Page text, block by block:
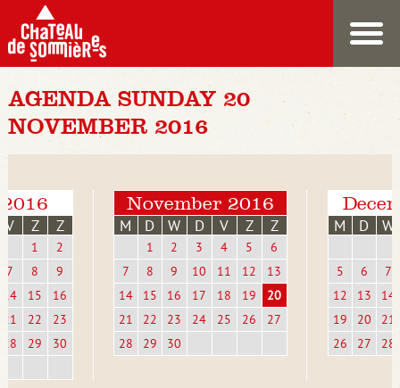
AGENDA SUNDAY 20
NOVEMBER 2016
V Z Z
1
2
7
8
9
14
15
16
21
22
23
28
29 30
November 2016
M D W D V Z Z
1 2 3 4 5
6
7
8 9 10 11 12
13
14
15 16 17 18 19
20
21
22 23 24 25 26
27
28
29 30
M D W
5 6
7
12
13
14
19
20
21
26
27 28